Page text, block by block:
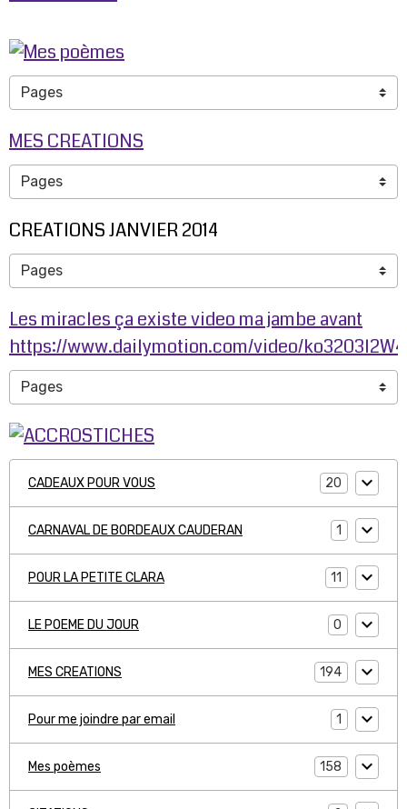
MES CREATIONS
CREATIONS JANVIER 2014
Les miracles ça existe video ma jambe avant
https://www.dailymotion.com/video/
CADEAUX POUR VOUS 20
CARNAVAL DE BORDEAUX CAUDERAN 1
POUR LA PETITE CLARA 11
LE POEME DU JOUR 0
MES CREATIONS 194
Pour me joindre par email 1
Mes poèmes 158